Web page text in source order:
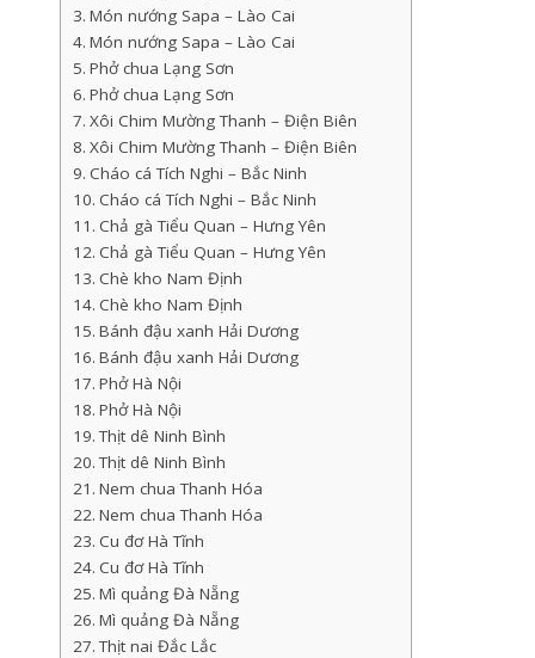
Món nướng Sapa – Lào Cai
Món nướng Sapa – Lào Cai
Phở chua Lạng Sơn
Phở chua Lạng Sơn
Xôi Chim Mường Thanh – Điện Biên
Xôi Chim Mường Thanh – Điện Biên
Cháo cá Tích Nghi – Bắc Ninh
Cháo cá Tích Nghi – Bắc Ninh
Chả gà Tiểu Quan – Hưng Yên
Chả gà Tiểu Quan – Hưng Yên
Chè kho Nam Định
Chè kho Nam Định
Bánh đậu xanh Hải Dương
Bánh đậu xanh Hải Dương
Phở Hà Nội
Phở Hà Nội
Thịt dê Ninh Bình
Thịt dê Ninh Bình
Nem chua Thanh Hóa
Nem chua Thanh Hóa
Cu đơ Hà Tĩnh
Cu đơ Hà Tĩnh
Mì quảng Đà Nẵng
Mì quảng Đà Nẵng
Thịt nai Đắc Lắc